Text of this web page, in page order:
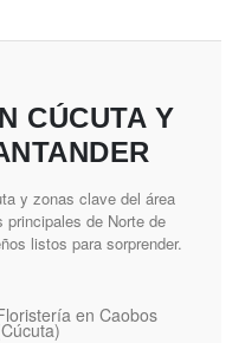
CÚCUTA Y
y zonas clave del área
principales de Norte de
listos para sorprender.
en Caobos